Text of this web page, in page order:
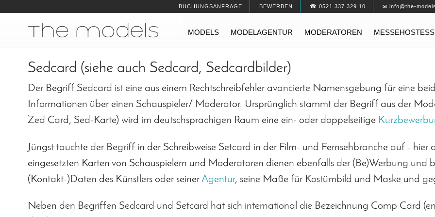
BUCHUNGSANFRAGE BEWERBEN ☎ 0521 337 329 10 ✉ info@the-
Navigation
MODELS MODELAGENTUR MODERATOREN
Sedcard (siehe auch Sedcard, Sedcardbilder)
Der Begriff Sedcard ist eine aus einem Rechtschreibfehler avancierte Namensgebung für eine
Informationen über einen Schauspieler/ Moderator. Ursprünglich stammt der Begriff aus der
Zed Card, Sed-Karte) wird im deutschsprachigen Raum eine ein- oder doppelseitige
Jüngst tauchte der Begriff in der Schreibweise Setcard in der Film- und Fernsehbranche auf - hier
eingesetzten Karten von Schauspielern und Moderatoren dienen ebenfalls der (Be)Werbung und
(Kontakt-)Daten des Künstlers oder seinerAgentur, seine Maße für Kostümbild und Maske und
Neben den Begriffen Sedcard und Setcard hat sich international die Bezeichnung Comp Card